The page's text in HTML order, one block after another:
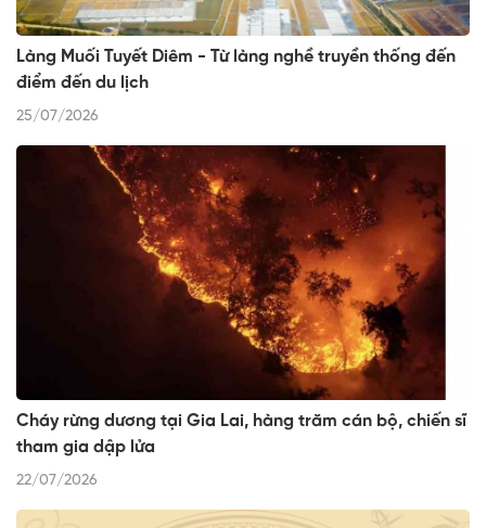
Làng Muối Tuyết Diêm - Từ làng nghề truyền thống đến
điểm đến du lịch
25/07/2026
Cháy rừng dương tại Gia Lai, hàng trăm cán bộ, chiến sĩ
tham gia dập lửa
22/07/2026